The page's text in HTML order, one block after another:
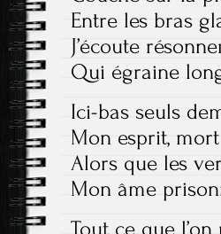
Entre les bras
J’écoute
Qui égraine
Ici-bas seuls
Mon esprit,
Alors que les
Mon âme
Tout ce que